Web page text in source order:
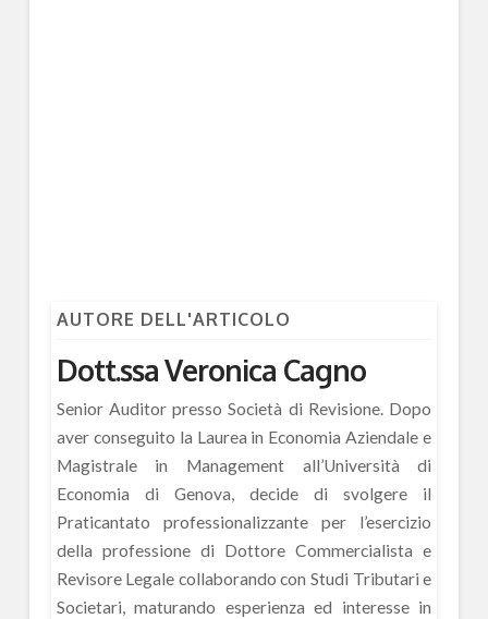
AUTORE DELL'ARTICOLO
Dott.ssa Veronica Cagno
Senior Auditor presso Società di Revisione. Dopo
aver conseguito la Laurea in Economia Aziendale e
Magistrale in Management all’Università di
Economia di Genova, decide di svolgere il
Praticantato professionalizzante per l’esercizio
della professione di Dottore Commercialista e
Revisore Legale collaborando con Studi Tributari e
Societari, maturando esperienza ed interesse in